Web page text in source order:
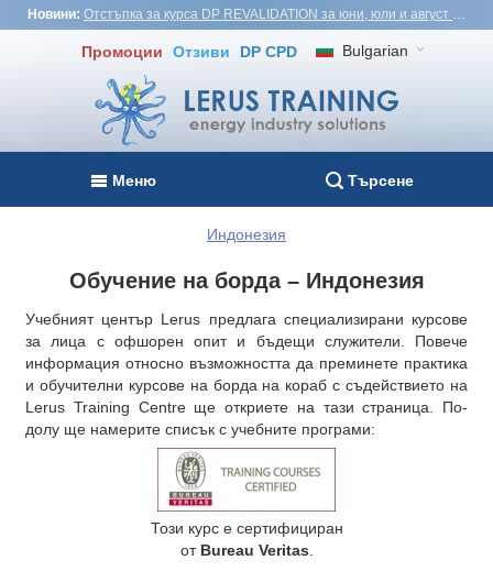
Новини: Отстъпка за курса DP REVALIDATION за юни, юли и август - USD1,000! Виетнам, Турция, Малайзия
Промоции Отзиви DP CPD Bulgarian
Меню Търсене
Индонезия
Обучение на борда – Индонезия
Учебният център Lerus предлага специализирани курсове
за лица с офшорен опит и бъдещи служители. Повече
информация относно възможността да преминете практика
и обучителни курсове на борда на кораб с съдействието на
Lerus Training Centre ще откриете на тази страница. По-
долу ще намерите списък с учебните програми:
Този курс е сертифициран
от Bureau Veritas